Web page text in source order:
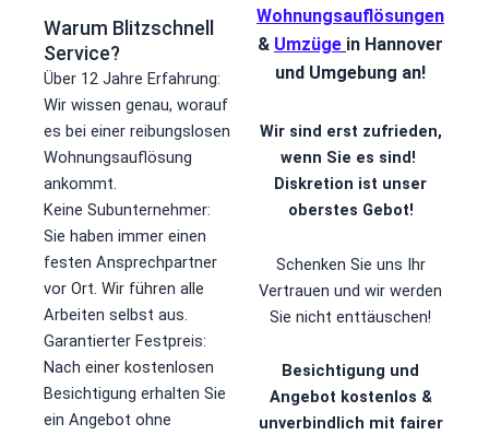
Warum Blitzschnell
Service?
Über 12 Jahre Erfahrung:
Wir wissen genau, worauf
es bei einer reibungslosen
Wohnungsauflösung
ankommt.
​Keine Subunternehmer:
Sie haben immer einen
festen Ansprechpartner
vor Ort. Wir führen alle
Arbeiten selbst aus.
​Garantierter Festpreis:
Nach einer kostenlosen
Besichtigung erhalten Sie
ein Angebot ohne
Wohnungsauflösungen
& Umzüge in Hannover
und Umgebung an!
Wir sind erst zufrieden,
wenn Sie es sind!
Diskretion ist unser
oberstes Gebot!
Schenken Sie uns Ihr
Vertrauen und wir werden
Sie nicht enttäuschen!
Besichtigung und
Angebot kostenlos &
unverbindlich mit fairer